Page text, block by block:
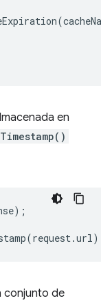
(
en
);
(request.url
conjunto de